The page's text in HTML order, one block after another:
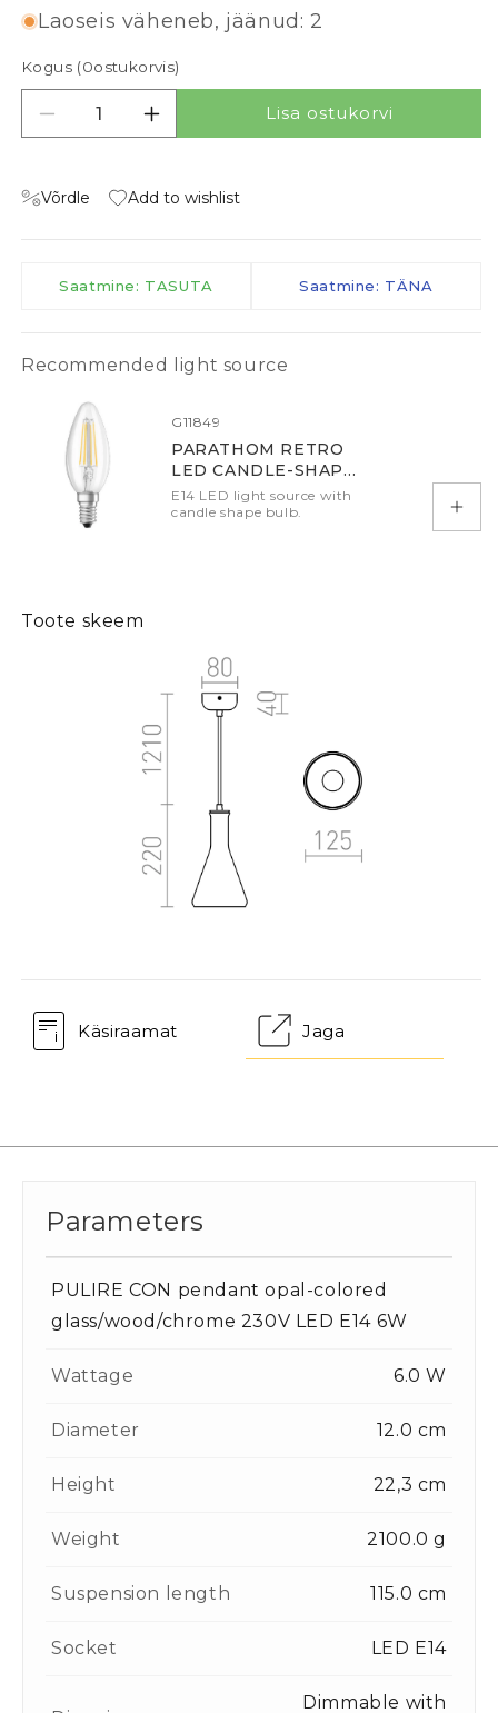
Laoseis väheneb, jäänud: 2
Kogus (0ostukorvis)
Vähenda kogust tootele PULIRE CON
Suurenda kogust tootele PULIRE CON
Lisa ostukorvi
Võrdle Add to wishlist
Saatmine: TASUTA Saatmine: TÄNA
Recommended light source
G11849
PARATHOM RETRO
LED CANDLE-SHAPE
CLEAR
E14 LED light source with
candle shape bulb.
Add
Toote skeem
Käsiraamat Jaga
Parameters
PULIRE CON pendant opal-colored
glass/wood/chrome 230V LED E14 6W
Wattage 6.0 W
Diameter 12.0 cm
Height 22,3 cm
Weight 2100.0 g
Suspension length 115.0 cm
Socket LED E14
Dimmable with